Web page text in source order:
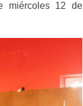
miércoles 12 de